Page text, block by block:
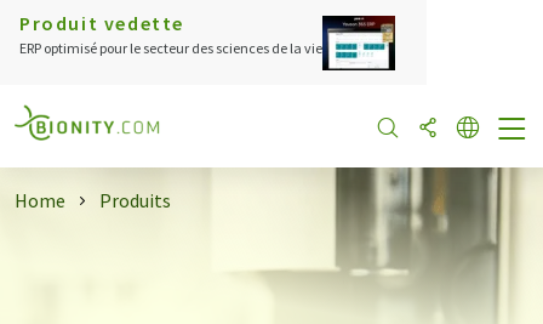
Produit vedette
ERP optimisé pour le secteur des sciences de la vie
Home Produits